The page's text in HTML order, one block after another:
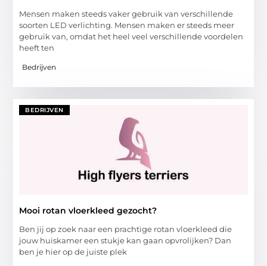
Mensen maken steeds vaker gebruik van verschillende
soorten LED verlichting. Mensen maken er steeds meer
gebruik van, omdat het heel veel verschillende voordelen
heeft ten
Bedrijven
BEDRIJVEN
Mooi rotan vloerkleed gezocht?
Ben jij op zoek naar een prachtige rotan vloerkleed die
jouw huiskamer een stukje kan gaan opvrolijken? Dan
ben je hier op de juiste plek